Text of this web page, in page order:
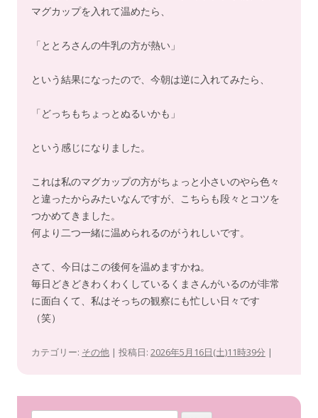
マグカップを入れて温めたら、
「ととろさんの牛乳の方が熱い」
という結果になったので、今朝は逆に入れてみたら、
「どっちもちょっとぬるいかも」
という感じになりました。
これは私のマグカップの方がちょっと小さいのやら色々
と違ったからみたいなんですが、こちらも段々とコツを
つかめてきました。
何より二つ一緒に温められるのがうれしいです。
さて、今日はこの後何を温めますかね。
毎日どきどきわくわくしているくまさんがいるのが非常
に面白くて、私はそっちの観察にも忙しい日々です
（笑）
カテゴリー: その他 | 投稿日: 2026年5月16日(土)11時39分 |